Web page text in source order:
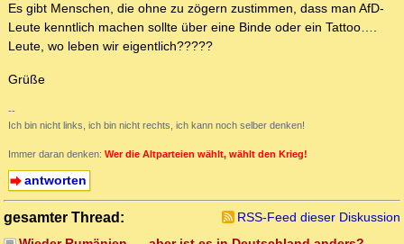
Es gibt Menschen, die ohne zu zögern zustimmen, dass man AfD-
Leute kenntlich machen sollte über eine Binde oder ein Tattoo….
Leute, wo leben wir eigentlich?????
Grüße
--
Ich bin nicht links, ich bin nicht rechts, ich kann noch selber denken!
Immer daran denken: Wer die Altparteien wählt, wählt den Krieg!
antworten
gesamter Thread:
RSS-Feed dieser Diskussion